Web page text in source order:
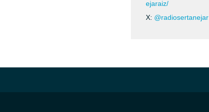
ejaraiz/
X: @radiosertanejar